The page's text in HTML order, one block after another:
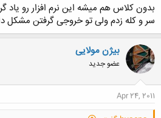
بدون کلاس هم میشه این نرم افزار رو
سر و کله زدم ولی تو خروجی گرفتن مشکل
بیژن مولایی
عضو جدید
Apr 24, 2011